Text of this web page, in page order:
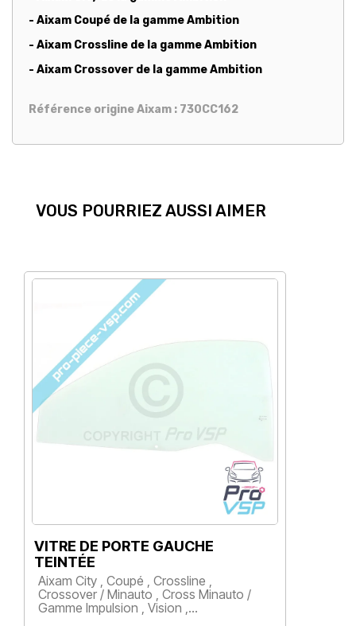
- Aixam Coupé de la gamme Ambition
- Aixam Crossline de la gamme Ambition
- Aixam Crossover de la gamme Ambition
Référence origine Aixam : 730CC162
VOUS POURRIEZ AUSSI AIMER
VITRE DE PORTE GAUCHE
TEINTÉE
Aixam City , Coupé , Crossline ,
Crossover / Minauto , Cross Minauto /
Gamme Impulsion , Vision ,…